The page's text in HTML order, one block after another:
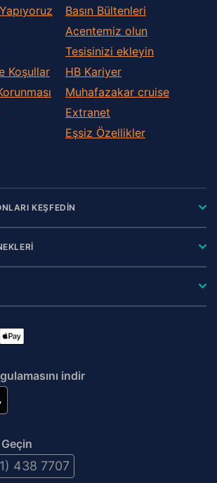
Koşullar
Basın Bültenleri
Acentemiz olun
Tesisinizi ekleyin
HB Kariyer
Muhafazakar сruise
Extranet
Eşsiz Özellikler
KEŞFEDİN
indir
438 7707